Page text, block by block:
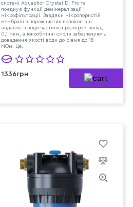
системі Aquaphor Crystal DI Pro та
поєднує функції демінералізації і
мікрофільтрації. Завдяки мікропористій
мембрані з порожнистих волокон він
видаляє з води частинки розміром понад
0,1 мкм, а іонообмінні смоли забезпечують
доведення якості води до рівня до 18
МОм. Це..
1336грн